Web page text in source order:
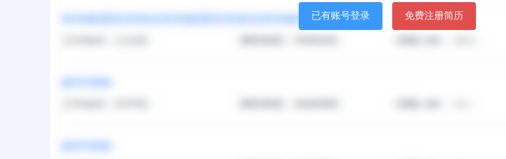
已有账号登录 免费注册简历